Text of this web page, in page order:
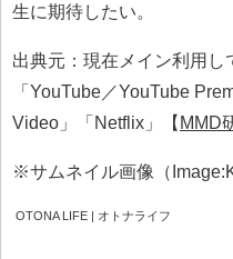
生に期待したい。
出典元：現在メイン利用
「YouTube／YouTube
Video」「Netflix」【 MMD
※サムネイル画像（
OTONA LIFE | オトナライフ